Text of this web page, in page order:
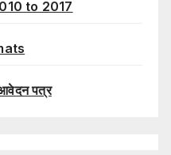
to 2017
आवेदन पत्र